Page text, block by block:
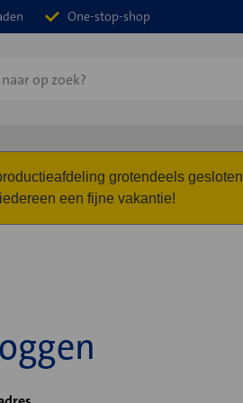
One-stop-shop
grotendeels
een fijne vakantie!